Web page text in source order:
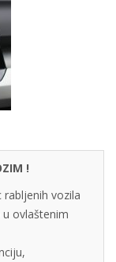
!
rabljenih vozila
ovlaštenim